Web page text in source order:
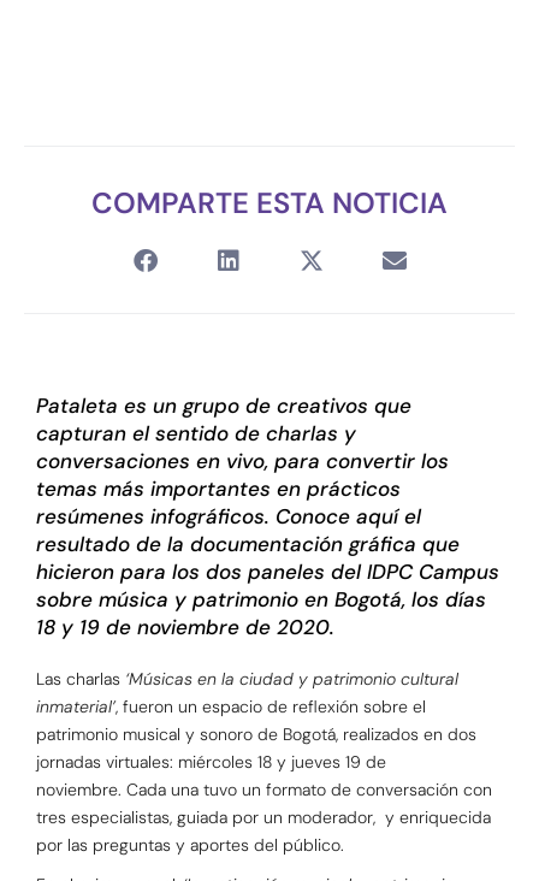
COMPARTE ESTA NOTICIA
Pataleta es un grupo de creativos que
capturan el sentido de charlas y
conversaciones en vivo, para convertir los
temas más importantes en prácticos
resúmenes infográficos. Conoce aquí el
resultado de la documentación gráfica que
hicieron para los dos paneles del IDPC Campus
sobre música y patrimonio en Bogotá, los días
18 y 19 de noviembre de 2020.
Las charlas ‘Músicas en la ciudad y patrimonio cultural
inmaterial’, fueron un espacio de reflexión sobre el
patrimonio musical y sonoro de Bogotá, realizados en dos
jornadas virtuales: miércoles 18 y jueves 19 de
noviembre. Cada una tuvo un formato de conversación con
tres especialistas, guiada por un moderador, y enriquecida
por las preguntas y aportes del público.